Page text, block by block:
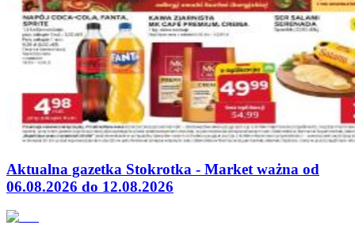
Aktualna gazetka Stokrotka - Market ważna od
06.08.2026 do 12.08.2026